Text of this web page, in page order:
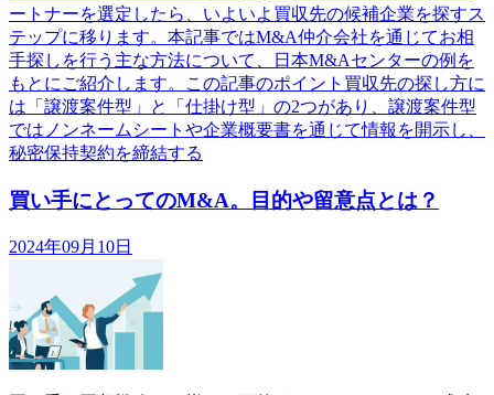
ートナーを選定したら、いよいよ買収先の候補企業を探すス
テップに移ります。本記事ではM&A仲介会社を通じてお相
手探しを行う主な方法について、日本M&Aセンターの例を
もとにご紹介します。この記事のポイント買収先の探し方に
は「譲渡案件型」と「仕掛け型」の2つがあり、譲渡案件型
ではノンネームシートや企業概要書を通じて情報を開示し、
秘密保持契約を締結する
買い手にとってのM&A。目的や留意点とは？
2024年09月10日